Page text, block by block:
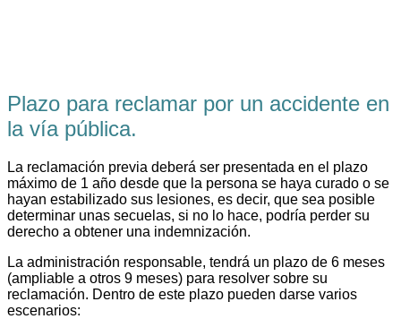
Plazo para reclamar por un accidente en
la vía pública.
La reclamación previa deberá ser presentada en el plazo
máximo de 1 año desde que la persona se haya curado o se
hayan estabilizado sus lesiones, es decir, que sea posible
determinar unas secuelas, si no lo hace, podría perder su
derecho a obtener una indemnización.
La administración responsable, tendrá un plazo de 6 meses
(ampliable a otros 9 meses) para resolver sobre su
reclamación. Dentro de este plazo pueden darse varios
escenarios: